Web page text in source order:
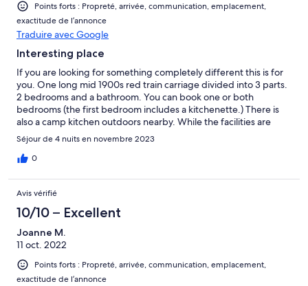
Points forts : Propreté, arrivée, communication, emplacement,
exactitude de l’annonce
Traduire avec Google
Interesting place
If you are looking for something completely different this is for
you. One long mid 1900s red train carriage divided into 3 parts.
2 bedrooms and a bathroom. You can book one or both
bedrooms (the first bedroom includes a kitchenette.) There is
also a camp kitchen outdoors nearby. While the facilities are
fairly basic they are comprehensive, and help is readily at hand
from Barrie and Pam. The sound of the myriad birds in the early
morning is a delight. Very peaceful, and the nearby Boorhaman
Séjour de 4 nuits en novembre 2023
0
Avis vérifié
10/10 – Excellent
Joanne M.
11 oct. 2022
Points forts : Propreté, arrivée, communication, emplacement,
exactitude de l’annonce